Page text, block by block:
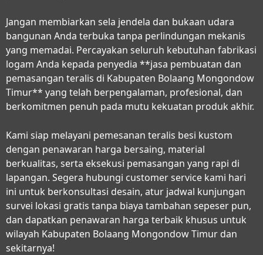
Jangan membiarkan sela jendela dan bukaan udara
bangunan Anda terbuka tanpa perlindungan mekanis
yang memadai. Percayakan seluruh kebutuhan fabrikasi
logam Anda kepada penyedia **jasa pembuatan dan
pemasangan teralis di Kabupaten Bolaang Mongondow
Timur** yang telah berpengalaman, profesional, dan
berkomitmen penuh pada mutu kekuatan produk akhir.
Kami siap melayani pemesanan teralis besi kustom
dengan penawaran harga bersaing, material
berkualitas, serta eksekusi pemasangan yang rapi di
lapangan. Segera hubungi customer service kami hari
ini untuk berkonsultasi desain, atur jadwal kunjungan
survei lokasi gratis tanpa biaya tambahan sepeser pun,
dan dapatkan penawaran harga terbaik khusus untuk
wilayah Kabupaten Bolaang Mongondow Timur dan
sekitarnya!